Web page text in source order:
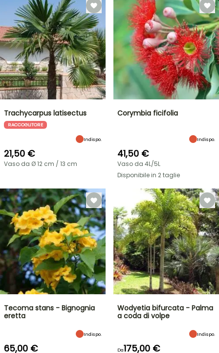
Trachycarpus latisectus
RACCOGLITORE
Indispo.
21,50 €
Vaso da Ø 12 cm / 13 cm
Corymbia ficifolia
Indispo.
41,50 €
Vaso da 4L/5L
Disponibile in 2 taglie
Tecoma stans - Bignognia
eretta
Indispo.
65,00 €
Wodyetia bifurcata - Palma
a coda di volpe
Indispo.
Da175,00 €